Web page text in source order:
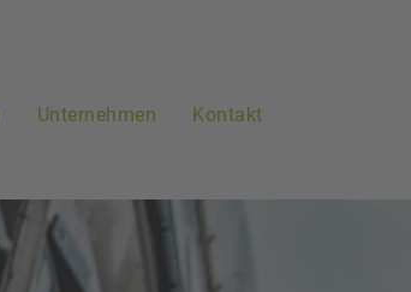
Unternehmen Kontakt